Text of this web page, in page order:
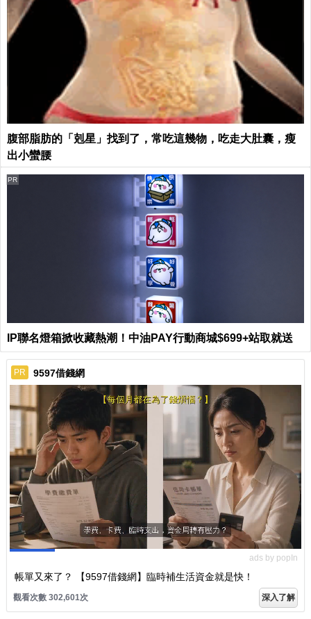
腹部脂肪的「剋星」找到了，常吃這幾物，吃走大肚囊，瘦
出小蠻腰
IP聯名燈箱掀收藏熱潮！中油PAY行動商城$699+站取就送
PR
PR 9597借錢網
ads by popIn
帳單又來了？ 【9597借錢網】臨時補生活資金就是快！
觀看次數 302,601次 深入了解